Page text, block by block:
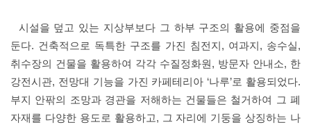
시설을 덮고 있는 지상부보다 그 하부 구조의 활용에 중점을
둔다. 건축적으로 독특한 구조를 가진 침전지, 여과지, 송수실,
취수장의 건물을 활용하여 각각 수질정화원, 방문자 안내소, 한
강전시관, 전망대 기능을 가진 카페테리아 ‘나루’로 활용되었다.
부지 안팎의 조망과 경관을 저해하는 건물들은 철거하여 그 폐
자재를 다양한 용도로 활용하고, 그 자리에 기둥을 상징하는 나